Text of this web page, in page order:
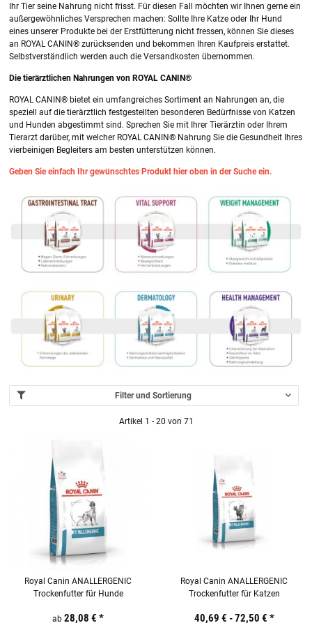
Ihr Tier seine Nahrung nicht frisst. Für diesen Fall möchten wir Ihnen gerne ein
außergewöhnliches Versprechen machen: Sollte Ihre Katze oder Ihr Hund
eines unserer Produkte bei der Erstfütterung nicht fressen, können Sie dieses
an ROYAL CANIN® zurücksenden und bekommen Ihren Kaufpreis erstattet.
Selbstverständlich werden auch die Versandkosten übernommen.
Die tierärztlichen Nahrungen von ROYAL CANIN®
ROYAL CANIN® bietet ein umfangreiches Sortiment an Nahrungen an, die
speziell auf die tierärztlich festgestellten besonderen Bedürfnisse von Katzen
und Hunden abgestimmt sind. Sprechen Sie mit Ihrer Tierärztin oder Ihrem
Tierarzt darüber, mit welcher ROYAL CANIN® Nahrung Sie die Gesundheit Ihres
vierbeinigen Begleiters am besten unterstützen können.
Geben Sie einfach Ihr gewünschtes Produkt hier oben in der Suche ein.
Filter und Sortierung
Artikel 1 - 20 von 71
Royal Canin ANALLERGENIC
Trockenfutter für Hunde
ab 28,08 € *
Royal Canin ANALLERGENIC
Trockenfutter für Katzen
40,69 € -72,50 € *